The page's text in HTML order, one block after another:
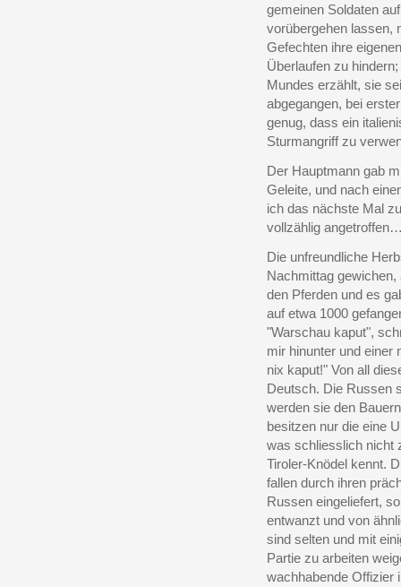
gemeinen Soldaten
vorübergehen lassen,
Gefechten ihre
Überlaufen zu
Mundes erzählt, sie
abgegangen, bei
genug, dass ein
Sturmangriff zu
Der Hauptmann gab
Geleite, und nach
ich das nächste Mal
vollzählig
Die unfreundliche
Nachmittag
den Pferden und es
auf etwa 1000
"Warschau kaput",
mir hinunter und einer
nix kaput!" Von all
Deutsch. Die Russen
werden sie den
besitzen nur die eine
was schliesslich nicht
Tiroler-Knödel kennt.
fallen durch ihren
Russen eingeliefert,
entwanzt und von
sind selten und mit
Partie zu arbeiten
wachhabende Offizier